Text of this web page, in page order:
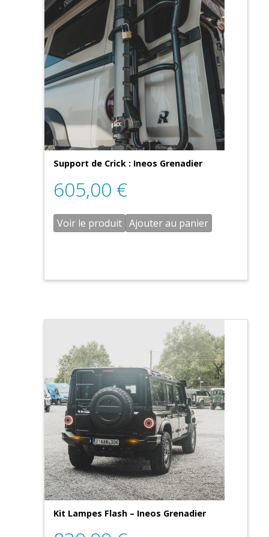
Support de Crick : Ineos Grenadier
605,00 €
Voir le produit Ajouter au panier
Kit Lampes Flash – Ineos Grenadier